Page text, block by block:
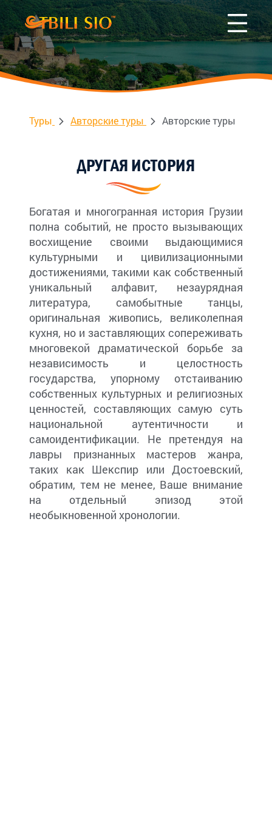
Туры Авторские туры Авторские туры
ДРУГАЯ ИСТОРИЯ
Богатая и многогранная история Грузии
полна событий, не просто вызывающих
восхищение своими выдающимися
культурными и цивилизационными
достижениями, такими как собственный
уникальный алфавит, незаурядная
литература, самобытные танцы,
оригинальная живопись, великолепная
кухня, но и заставляющих сопереживать
многовекой драматической борьбе за
независимость и целостность
государства, упорному отстаиванию
собственных культурных и религиозных
ценностей, составляющих самую суть
национальной аутентичности и
самоидентификации. Не претендуя на
лавры признанных мастеров жанра,
таких как Шекспир или Достоевский,
обратим, тем не менее, Ваше внимание
на отдельный эпизод этой
необыкновенной хронологии.